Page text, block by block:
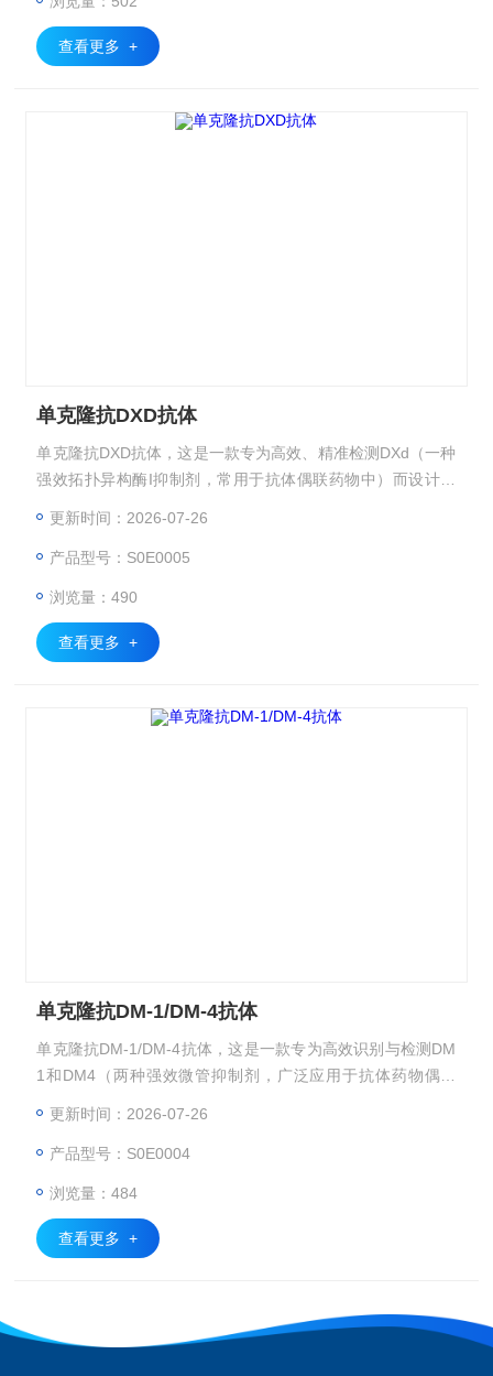
查看更多 +
单克隆抗DXD抗体
单克隆抗DXD抗体，这是一款专为高效、精准检测DXd（一种
强效拓扑异构酶I抑制剂，常用于抗体偶联药物中）而设计的
低副作用至关重要。本抗体通过精密的小鼠杂交瘤技术制备，
更新时间：2026-07-26
产品型号：S0E0005
浏览量：490
查看更多 +
单克隆抗DM-1/DM-4抗体
单克隆抗DM-1/DM-4抗体，这是一款专为高效识别与检测DM
1和DM4（两种强效微管抑制剂，广泛应用于抗体药物偶联
抗体通过先进的抗体工程技术和严格筛选流程制备，展现出对
更新时间：2026-07-26
产品型号：S0E0004
浏览量：484
查看更多 +